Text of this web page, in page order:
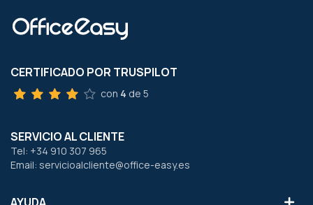
CERTIFICADO POR TRUSPILOT
con 4 de 5
SERVICIO AL CLIENTE
Tel: +34 910 307 965
Email: servicioalcliente@office-easy.es